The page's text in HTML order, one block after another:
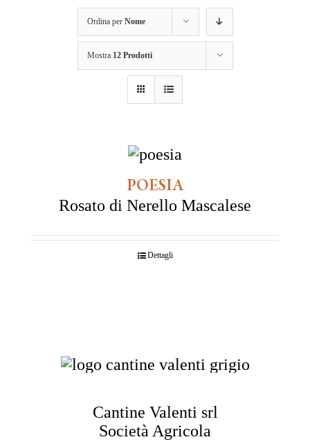
Ordina per Nome
Mostra 12 Prodotti
POESIA
Rosato di Nerello Mascalese
Dettagli
Cantine Valenti srl
Società Agricola